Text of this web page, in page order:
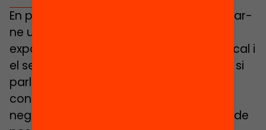
En parlar de resistències, hem d’esmentar-
ne una de molt recurrent, sobretot
exposada per part de l’administració local i
el seu personal tècnic: la falsa idea que si
parlem de segregació escolar i racisme
contribuïm a empitjorar la imatge
negativa que es té de Salt. En comptes de